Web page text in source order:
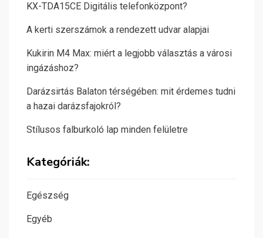
KX-TDA15CE Digitális telefonközpont?
A kerti szerszámok a rendezett udvar alapjai
Kukirin M4 Max: miért a legjobb választás a városi
ingázáshoz?
Darázsirtás Balaton térségében: mit érdemes tudni
a hazai darázsfajokról?
Stílusos falburkoló lap minden felületre
Kategóriák:
Egészség
Egyéb